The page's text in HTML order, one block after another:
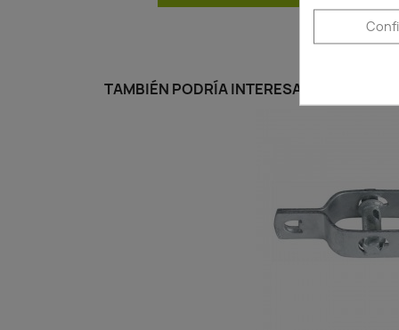
TAMBIÉN PODRÍA INTERESARLE